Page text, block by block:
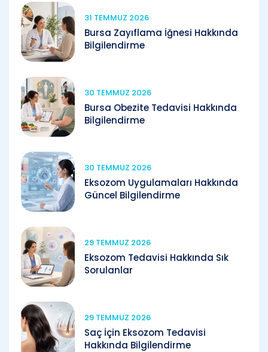
31 TEMMUZ 2026
Bursa Zayıflama İğnesi Hakkında
Bilgilendirme
30 TEMMUZ 2026
Bursa Obezite Tedavisi Hakkında
Bilgilendirme
30 TEMMUZ 2026
Eksozom Uygulamaları Hakkında
Güncel Bilgilendirme
29 TEMMUZ 2026
Eksozom Tedavisi Hakkında Sık
Sorulanlar
29 TEMMUZ 2026
Saç İçin Eksozom Tedavisi
Hakkında Bilgilendirme